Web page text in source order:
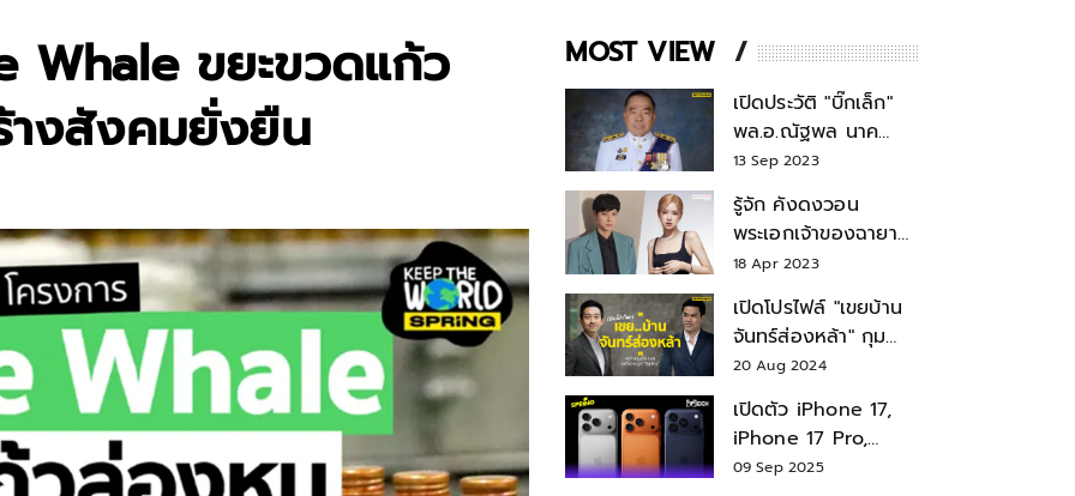
Whale ขยะขวดแก้ว
งสังคมยั่งยืน
MOST VIEW
เปิดประวัติ "บิ๊กเล็ก"
พล.อ.ณัฐพล นาค
พาณิชย์ จากเลขาฯ
สมช.-เลขาฯ
รมว.กลาโหม
13 Sep 2023
รู้จัก คังดงวอน
พระเอกเจ้าของฉายา
สมบัติแห่งชาติ หลังมี
18 Apr 2023
เปิดโปรไฟล์ "เขยบ้าน
จันทร์ส่องหล้า" กุม
บังเหียนธุรกิจตระกูล
"ชินวัตร"
20 Aug 2024
เปิดตัว iPhone 17,
iPhone 17 Pro,
iPhone 17 Air สเปค
09 Sep 2025